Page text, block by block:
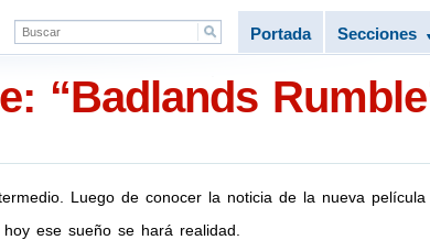
Portada Secciones
“Badlands
Luego de conocer la noticia de la nueva
ese sueño se hará realidad.